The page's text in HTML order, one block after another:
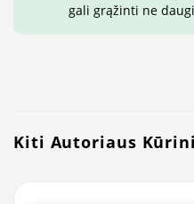
gali grąžinti ne
Kiti Autoriaus